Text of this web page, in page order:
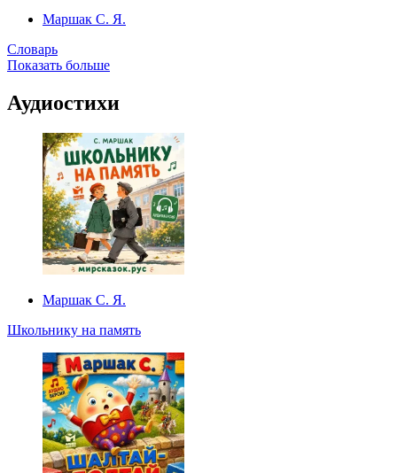
Маршак С. Я.
Словарь
Показать больше
Аудиостихи
Маршак С. Я.
Школьнику на память